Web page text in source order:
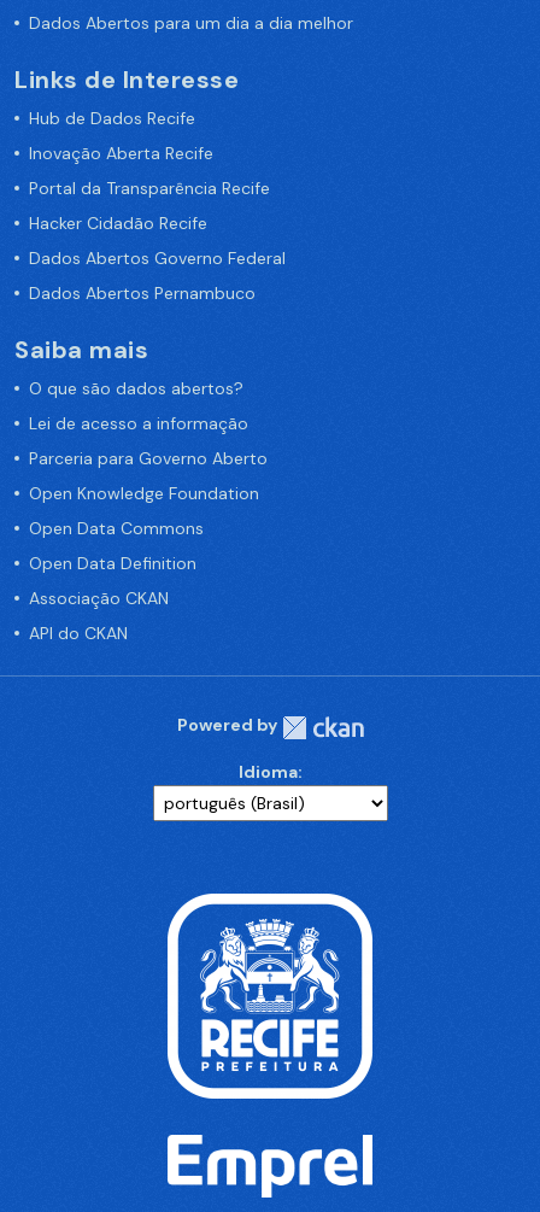
Dados Abertos para um dia a dia melhor
Links de Interesse
Hub de Dados Recife
Inovação Aberta Recife
Portal da Transparência Recife
Hacker Cidadão Recife
Dados Abertos Governo Federal
Dados Abertos Pernambuco
Saiba mais
O que são dados abertos?
Lei de acesso a informação
Parceria para Governo Aberto
Open Knowledge Foundation
Open Data Commons
Open Data Definition
Associação CKAN
API do CKAN
Powered by
Idioma